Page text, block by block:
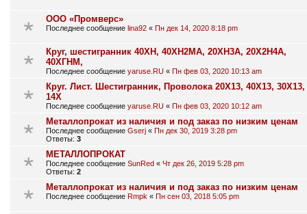
ООО «Промверс»
Последнее сообщение lina92 « Пн дек 14, 2020 8:18 pm
Круг, шестигранник 40ХН, 40ХН2МА, 20ХН3А, 20Х2Н4А,
40ХГНМ,
Последнее сообщение yaruse.RU « Пн фев 03, 2020 10:13 am
Круг. Лист. Шестигранник, Проволока 20Х13, 40Х13, 30Х13,
14Х
Последнее сообщение yaruse.RU « Пн фев 03, 2020 10:12 am
Металлопрокат из наличия и под заказ по низким ценам
Последнее сообщение Gserj « Пн дек 30, 2019 3:28 pm
Ответы: 3
МЕТАЛЛОПРОКАТ
Последнее сообщение SunRed « Чт дек 26, 2019 5:28 pm
Ответы: 2
Металлопрокат из наличия и под заказ по низким ценам
Последнее сообщение Rmpk « Пн сен 03, 2018 5:05 pm